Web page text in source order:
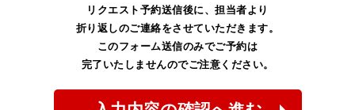
リクエスト予約送信後に、担当者より
折り返しのご連絡をさせていただきます。
このフォーム送信のみでご予約は
完了いたしませんのでご注意ください。